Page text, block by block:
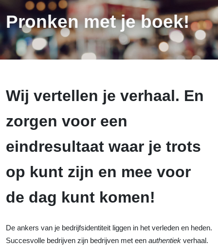
Pronken met je boek!
Wij vertellen je verhaal. En
zorgen voor een
eindresultaat waar je trots
op kunt zijn en mee voor
de dag kunt komen!
De ankers van je bedrijfsidentiteit liggen in het verleden en heden.
Succesvolle bedrijven zijn bedrijven met een authentiek verhaal.